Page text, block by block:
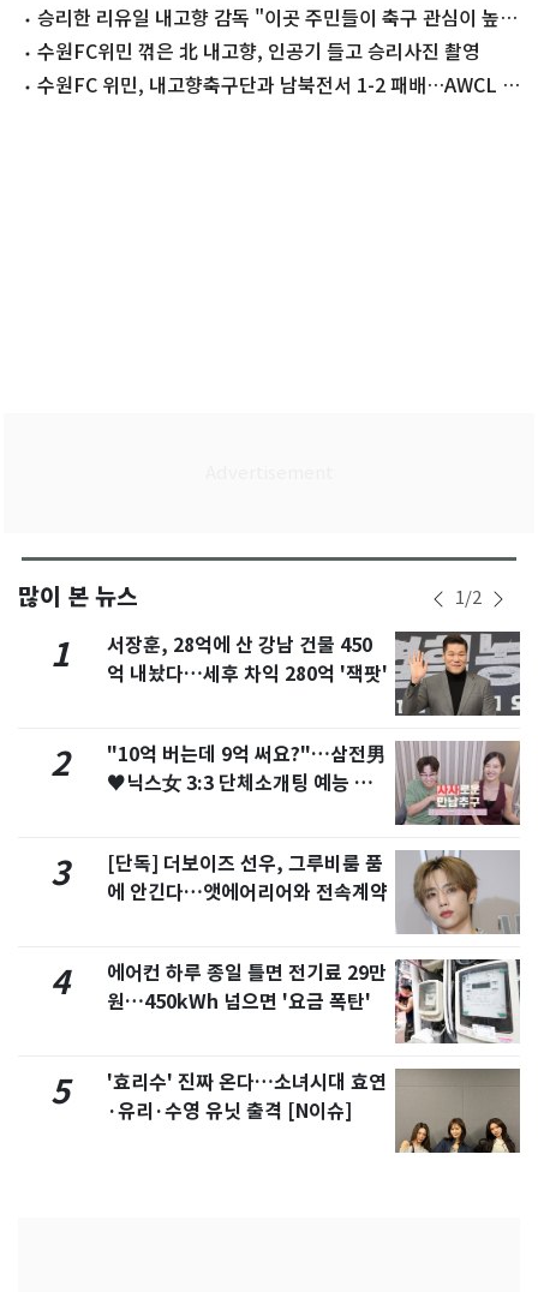
(종합)
승리한 리유일 내고향 감독 "이곳 주민들이 축구 관심이 높은
것 같더라"
수원FC위민 꺾은 北 내고향, 인공기 들고 승리사진 촬영
수원FC 위민, 내고향축구단과 남북전서 1-2 패배…AWCL 결
많이 본 뉴스 1/2
1
서장훈, 28억에 산 강남 건물 450
억 내놨다…세후 차익 280억 '잭팟'
2
"10억 버는데 9억 써요?"…삼전男
♥닉스女 3:3 단체소개팅 예능 화
3
[단독] 더보이즈 선우, 그루비룸 품
에 안긴다…앳에어리어와 전속계약
4
에어컨 하루 종일 틀면 전기료 29만
원…450kWh 넘으면 '요금 폭탄'
5
'효리수' 진짜 온다…소녀시대 효연
·유리·수영 유닛 출격 [N이슈]